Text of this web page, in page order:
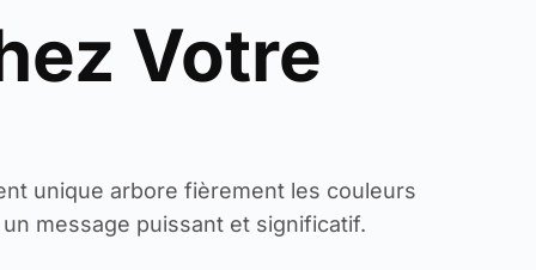
Votre
unique arbore fièrement les couleurs
message puissant et significatif.